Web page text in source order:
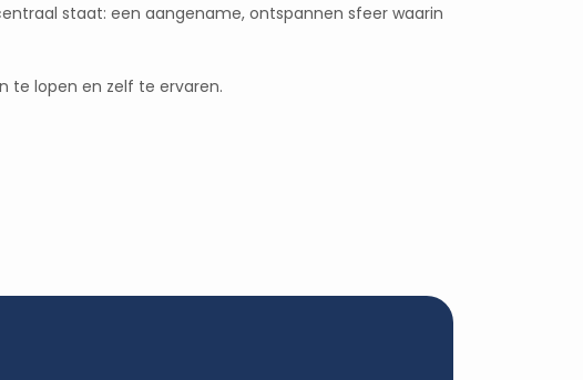
staat: een aangename, ontspannen sfeer waarin
te lopen en zelf te ervaren.